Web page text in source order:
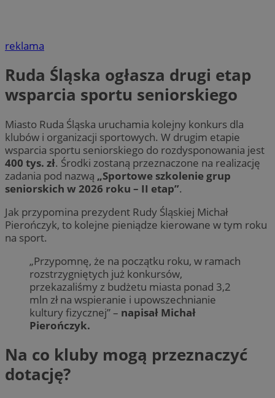
reklama
Ruda Śląska ogłasza drugi etap
wsparcia sportu seniorskiego
Miasto Ruda Śląska uruchamia kolejny konkurs dla
klubów i organizacji sportowych. W drugim etapie
wsparcia sportu seniorskiego do rozdysponowania jest
400 tys. zł. Środki zostaną przeznaczone na realizację
zadania pod nazwą „Sportowe szkolenie grup
seniorskich w 2026 roku – II etap”.
Jak przypomina prezydent Rudy Śląskiej Michał
Pierończyk, to kolejne pieniądze kierowane w tym roku
na sport.
„Przypomnę, że na początku roku, w ramach
rozstrzygniętych już konkursów,
przekazaliśmy z budżetu miasta ponad 3,2
mln zł na wspieranie i upowszechnianie
kultury fizycznej” – napisał Michał
Pierończyk.
Na co kluby mogą przeznaczyć
dotację?